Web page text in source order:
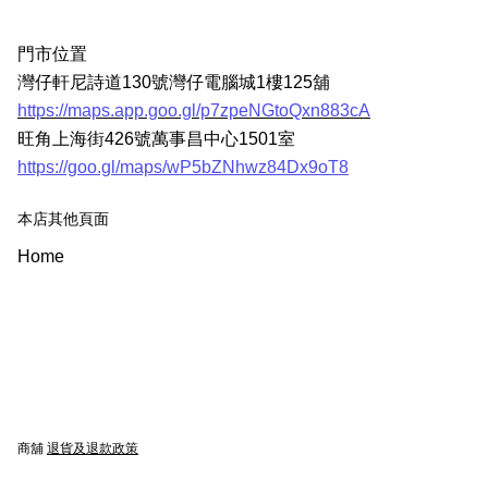
門市位置
灣仔軒尼詩道130號灣仔電腦城1樓125舖
https://maps.app.goo.gl/p7zpeNGtoQxn883cA
旺角上海街426號萬事昌中心1501室
https://goo.gl/maps/wP5bZNhwz84Dx9oT8
本店其他頁面
Home
商舖 退貨及退款政策